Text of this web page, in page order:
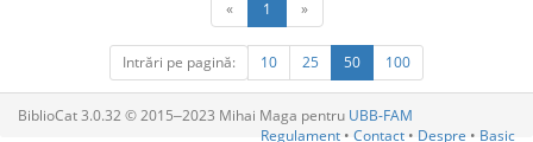
« 1 »
Intrări pe pagină: 10 25 50 100
BiblioCat 3.0.32 © 2015‒2023 Mihai Maga pentru UBB-FAM
Regulament • Contact • Despre • Basic